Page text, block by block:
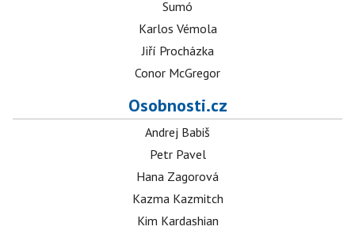
Sumó
Karlos Vémola
Jiří Procházka
Conor McGregor
Osobnosti.cz
Andrej Babiš
Petr Pavel
Hana Zagorová
Kazma Kazmitch
Kim Kardashian